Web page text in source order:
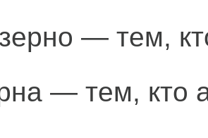
— тем,
— тем, кто